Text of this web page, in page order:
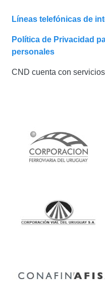
Líneas telefónicas de
Política de Privacidad
personales
CND cuenta con